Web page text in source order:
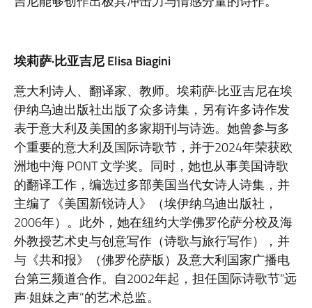
埃莉萨·比亚吉尼Elisa Biagini
意大利诗人、翻译家、教师。埃莉萨·比亚吉尼在埃
伊纳乌迪出版社出版了众多诗集，另有许多诗作发
表于意大利及美国的多家期刊与诗选。她曾参与多
个重要的意大利及国际诗歌节，并于2024年荣获欧
洲地中海 PONT 文学奖。同时，她也从事美国诗歌
的翻译工作，编选过多部美国当代女诗人诗集，并
主编了《美国新锐诗人》（埃伊纳乌迪出版社，
2006年）。此外，她在纽约大学佛罗伦萨分校及海
外教授艺术史与创意写作（诗歌与旅行写作），并
与《共和报》（佛罗伦萨版）及意大利国家广播电
台第三频道合作。自2002年起，担任国际诗歌节“远
声·姐妹之声”的艺术总监。